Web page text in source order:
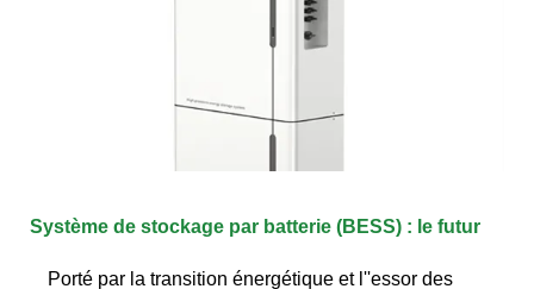
Système de stockage par batterie (BESS) : le futur
Porté par la transition énergétique et l''essor des